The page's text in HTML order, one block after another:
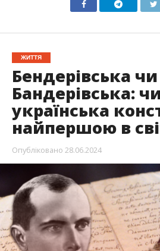
ЖИТТЯ
Бендерівська чи
Бандерівська:
українська
найпершою в
Опубліковано 28.06.2024